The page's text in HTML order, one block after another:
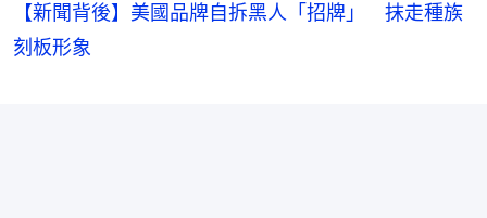
【新聞背後】美國品牌自拆黑人「招牌」 抹走種族
刻板形象